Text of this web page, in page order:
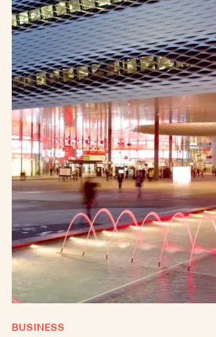
BUSINESS